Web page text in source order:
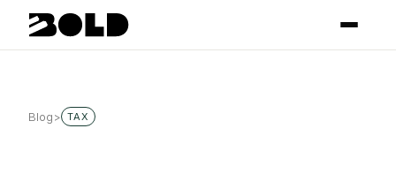
Blog> TAX